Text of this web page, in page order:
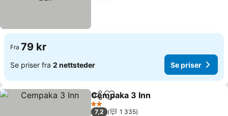
Fra 79 kr
Se priser fra 2 nettsteder Se priser
Del Legg til i favoritter
Cempaka 3 Inn
2 Stjerner
7,2
1 335